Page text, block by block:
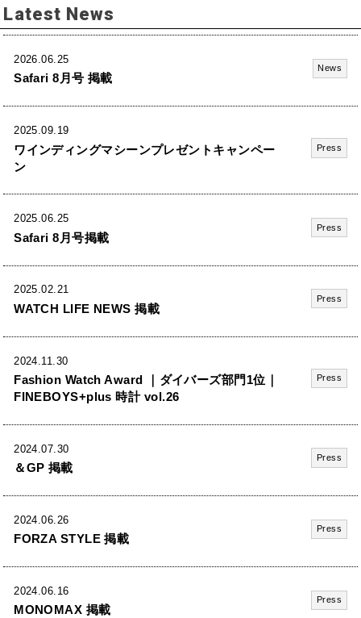
Latest News
2026.06.25
Safari 8月号 掲載
News
2025.09.19
ワインディングマシーンプレゼントキャンペー
ン
Press
2025.06.25
Safari 8月号掲載
Press
2025.02.21
WATCH LIFE NEWS 掲載
Press
2024.11.30
Fashion Watch Award ｜ダイバーズ部門1位｜
FINEBOYS+plus 時計 vol.26
Press
2024.07.30
＆GP 掲載
Press
2024.06.26
FORZA STYLE 掲載
Press
2024.06.16
MONOMAX 掲載
Press